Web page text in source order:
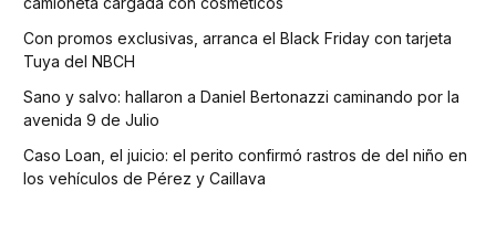
Con promos exclusivas, arranca el Black Friday con tarjeta
Tuya del NBCH
Sano y salvo: hallaron a Daniel Bertonazzi caminando por la
avenida 9 de Julio
Caso Loan, el juicio: el perito confirmó rastros de del niño en
los vehículos de Pérez y Caillava